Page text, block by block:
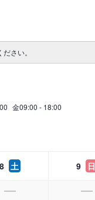
さい。
金09:00 - 18:00
8 土 9 日